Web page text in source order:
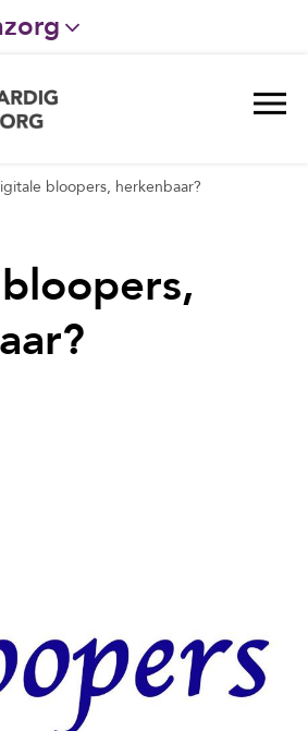
& Zorg thuis
werk
bloopers, herkenbaar?